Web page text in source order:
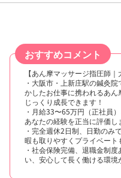
おすすめコメント
【あん摩マッサージ指圧師
・大阪市・上新庄駅の鍼灸
かしたお仕事に携われるあ
じっくり成長できます！
・月給33〜65万円（正社員
あなたの経験を正当に評価し
・完全週休2日制、日勤のみ
暇も取りやすくプライベート
・社会保険完備、退職金制
い、安心して長く働ける環境